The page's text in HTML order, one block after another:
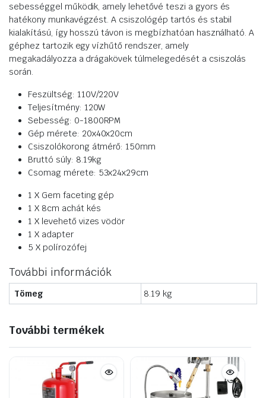
sebességgel működik, amely lehetővé teszi a gyors és
hatékony munkavégzést. A csiszológép tartós és stabil
kialakítású, így hosszú távon is megbízhatóan használható. A
géphez tartozik egy vízhűtő rendszer, amely
megakadályozza a drágakövek túlmelegedését a csiszolás
során.
Feszültség: 110V/220V
Teljesítmény: 120W
Sebesség: 0-1800RPM
Gép mérete: 20x40x20cm
Csiszolókorong átmérő: 150mm
Bruttó súly: 8.19kg
Csomag mérete: 53x24x29cm
1 X Gem faceting gép
1 X 8cm achát kés
1 X levehető vizes vödör
1 X adapter
5 X polírozófej
További információk
Tömeg 8.19 kg
További termékek